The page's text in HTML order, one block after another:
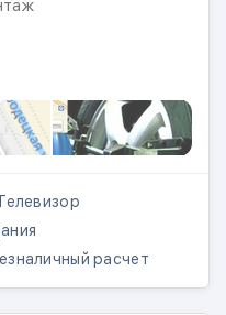
расчет